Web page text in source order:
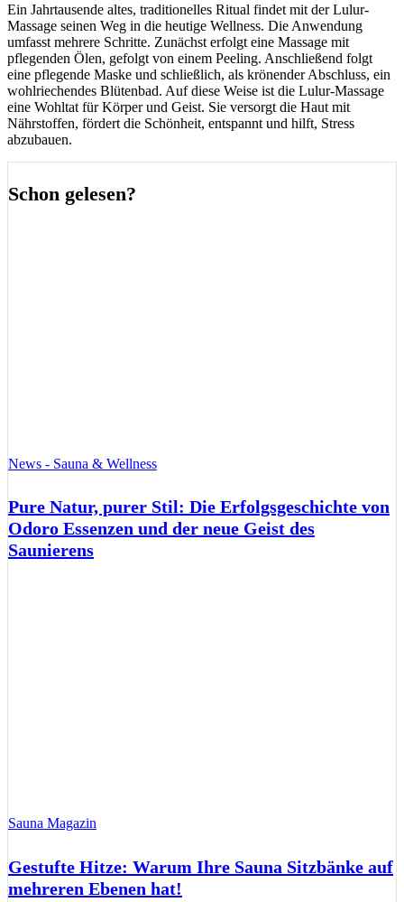
Ein Jahrtausende altes, traditionelles Ritual findet mit der Lulur-
Massage seinen Weg in die heutige Wellness. Die Anwendung
umfasst mehrere Schritte. Zunächst erfolgt eine Massage mit
pflegenden Ölen, gefolgt von einem Peeling. Anschließend folgt
eine pflegende Maske und schließlich, als krönender Abschluss, ein
wohlriechendes Blütenbad. Auf diese Weise ist die Lulur-Massage
eine Wohltat für Körper und Geist. Sie versorgt die Haut mit
Nährstoffen, fördert die Schönheit, entspannt und hilft, Stress
abzubauen.
Schon gelesen?
News - Sauna & Wellness
Pure Natur, purer Stil: Die Erfolgsgeschichte von
Odoro Essenzen und der neue Geist des
Saunierens
Sauna Magazin
Gestufte Hitze: Warum Ihre Sauna Sitzbänke auf
mehreren Ebenen hat!